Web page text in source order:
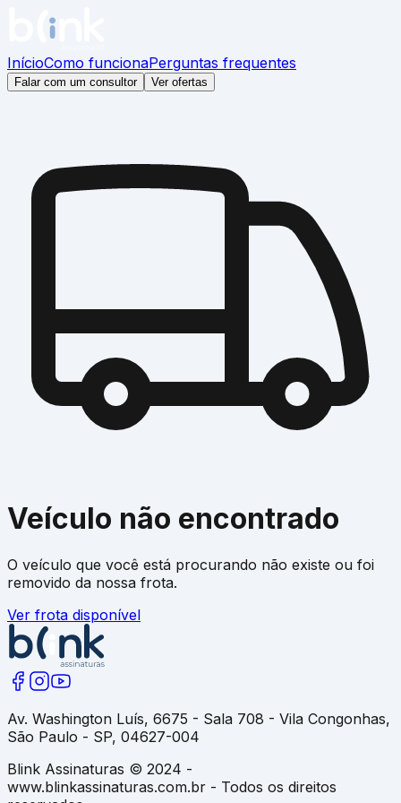
InícioComo funcionaPerguntas frequentes
Falar com um consultor Ver ofertas
Veículo não encontrado
O veículo que você está procurando não existe ou foi
removido da nossa frota.
Ver frota disponível
Av. Washington Luís, 6675 - Sala 708 - Vila Congonhas,
São Paulo - SP, 04627-004
Blink Assinaturas © 2024 -
www.blinkassinaturas.com.br - Todos os direitos